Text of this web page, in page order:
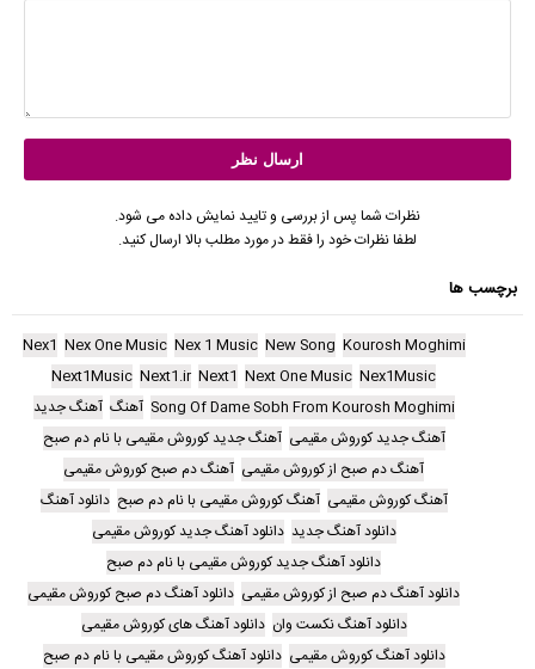
نظرات شما پس از بررسی و تایید نمایش داده می شود.
لطفا نظرات خود را فقط در مورد مطلب بالا ارسال کنید.
برچسب ها
Kourosh Moghimi
New Song
Nex 1 Music
Nex One Music
Nex1
Nex1Music
Next One Music
Next1
Next1.ir
Next1Music
Song Of Dame Sobh From Kourosh Moghimi آهنگ آهنگ جدید
آهنگ جدید کوروش مقیمی آهنگ جدید کوروش مقیمی با نام دم صبح
آهنگ دم صبح از کوروش مقیمی آهنگ دم صبح کوروش مقیمی
آهنگ کوروش مقیمی آهنگ کوروش مقیمی با نام دم صبح دانلود آهنگ
دانلود آهنگ جدید دانلود آهنگ جدید کوروش مقیمی
دانلود آهنگ جدید کوروش مقیمی با نام دم صبح
دانلود آهنگ دم صبح از کوروش مقیمی دانلود آهنگ دم صبح کوروش مقیمی
دانلود آهنگ نکست وان دانلود آهنگ های کوروش مقیمی
دانلود آهنگ کوروش مقیمی دانلود آهنگ کوروش مقیمی با نام دم صبح